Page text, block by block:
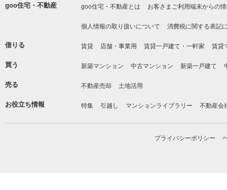
goo住宅・不動産 goo住宅・不動産とは お客さまご利用端末からの
個人情報の取り扱いについて 消費税に関する表記
借りる 賃貸 店舗・事業用 賃貸一戸建て・一軒家 賃貸
買う 新築マンション 中古マンション 新築一戸建て
売る 不動産売却 土地活用
お役立ち情報 特集 引越し マンションライブラリー 不動産会
プライバシーポリシー